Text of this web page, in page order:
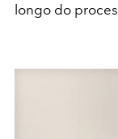
longo do